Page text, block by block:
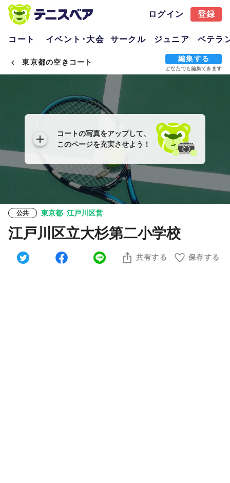
ログイン 登録
コート イベント･大会 サークル ジュニア ベテラ
東京都の空きコート 編集する
どなたでも編集できます
コートの写真をアップして、
このページを充実させよう！
公共 東京都 江戸川区営
江戸川区立大杉第二小学校
共有する 保存する